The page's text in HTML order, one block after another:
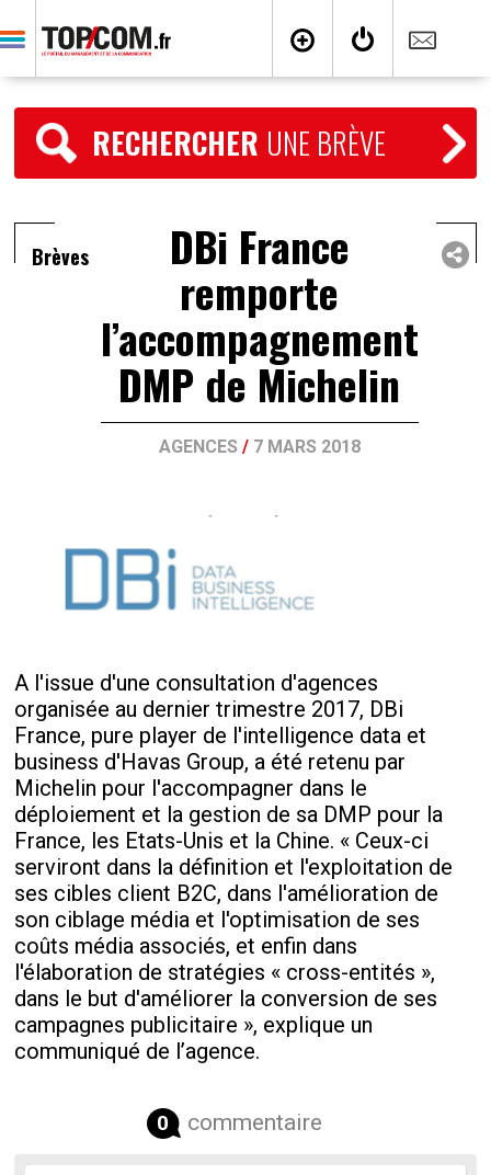
RECHERCHER UNE BRÈVE
Brèves DBi France
remporte
l’accompagnement
DMP de Michelin
AGENCES / 7 MARS 2018
A l'issue d'une consultation d'agences
organisée au dernier trimestre 2017, DBi
France, pure player de l'intelligence data et
business d'Havas Group, a été retenu par
Michelin pour l'accompagner dans le
déploiement et la gestion de sa DMP pour la
France, les Etats-Unis et la Chine. « Ceux-ci
serviront dans la définition et l'exploitation de
ses cibles client B2C, dans l'amélioration de
son ciblage média et l'optimisation de ses
coûts média associés, et enfin dans
l'élaboration de stratégies « cross-entités »,
dans le but d'améliorer la conversion de ses
campagnes publicitaire », explique un
communiqué de l’agence.
0 commentaire